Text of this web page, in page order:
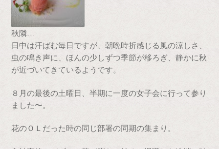
特定商取引に関する表記
藤澤げんこつのこだわり
秋隣…
日中は汗ばむ毎日ですが、朝晩時折感じる風の涼しさ、
虫の鳴き声に、ほんの少しずつ季節が移ろぎ、静かに秋
が近づいてきているようです。
８月の最後の土曜日、半期に一度の女子会に行って参り
ました〜。
花のＯＬだった時の同じ部署の同期の集まり。